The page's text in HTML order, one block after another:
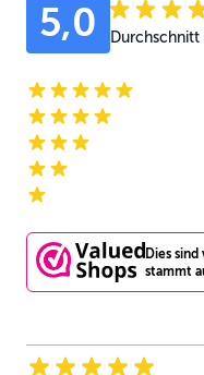
5,0 Durchschnitt
5-star reviews
4-star reviews
3-star reviews
2-star reviews
1-star reviews
Dies
stammt